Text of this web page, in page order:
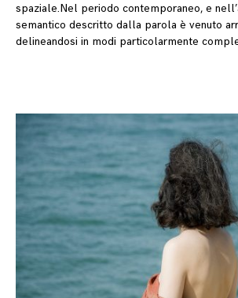
spaziale.Nel periodo contemporaneo, e
semantico descritto dalla parola è venuto
delineandosi in modi particolarmente